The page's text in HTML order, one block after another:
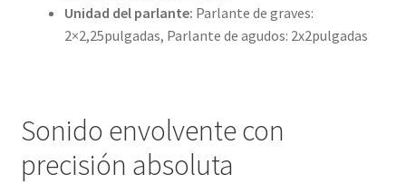
Unidad del parlante: Parlante de graves:
2×2,25pulgadas, Parlante de agudos: 2x2pulgadas
Sonido envolvente con
precisión absoluta